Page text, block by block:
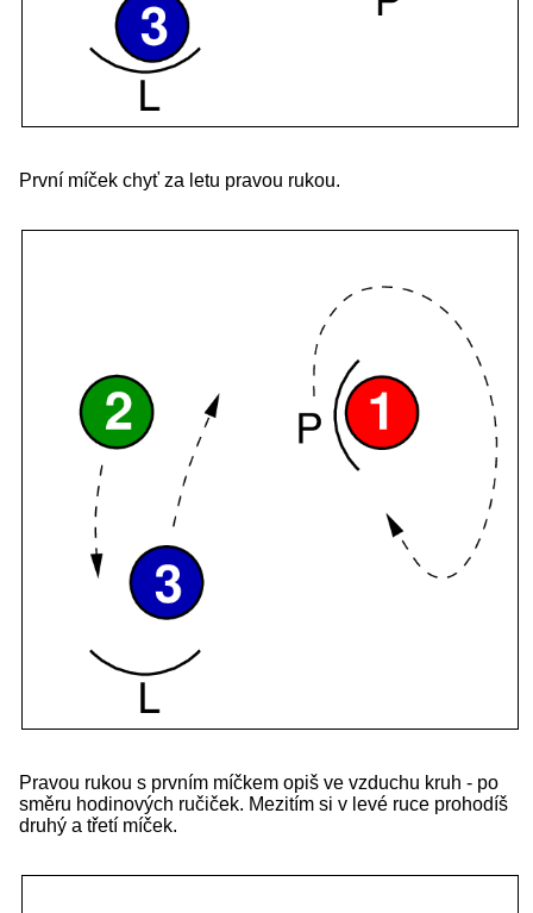
První míček chyť za letu pravou rukou.
Pravou rukou s prvním míčkem opiš ve vzduchu kruh - po
směru hodinových ručiček. Mezitím si v levé ruce prohodíš
druhý a třetí míček.